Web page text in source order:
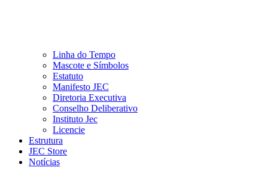
Linha do Tempo
Mascote e Símbolos
Estatuto
Manifesto JEC
Diretoria Executiva
Conselho Deliberativo
Instituto Jec
Licencie
Estrutura
JEC Store
Notícias